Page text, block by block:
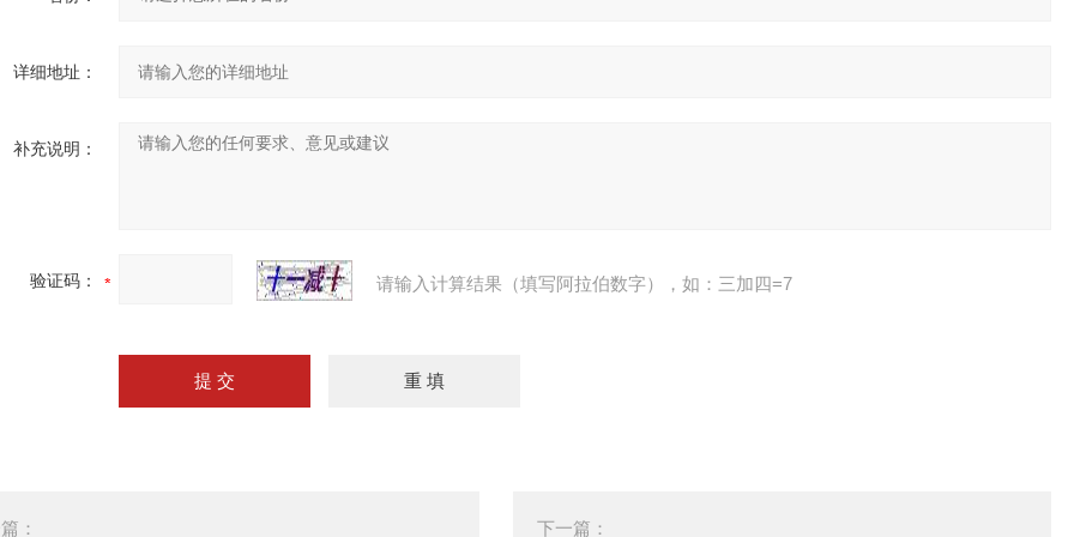
详细地址：
补充说明：
验证码： 请输入计算结果（填写阿拉伯数字），如：三加四=7
： 下一篇：